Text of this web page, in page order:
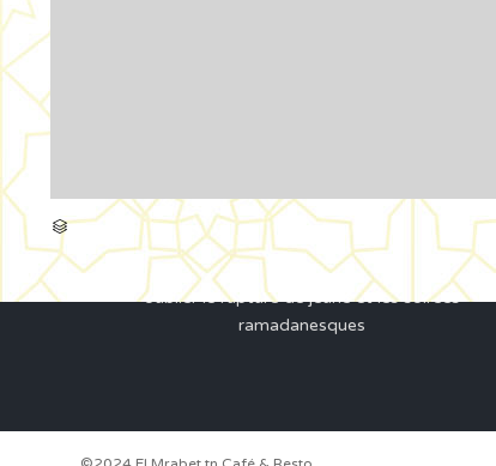
CATÉGORIE
El Mrabet se compose d’un café maure, d’un
restaurant et d’une espace évènementielle, Sans
oublier le rupture de jeûne et les soirées
ramadanesques